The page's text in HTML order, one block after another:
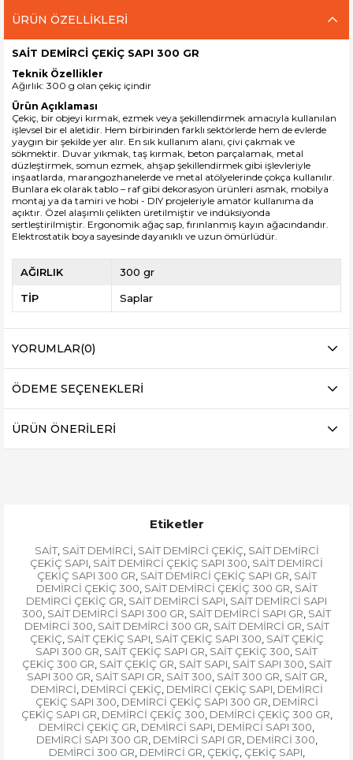
ÜRÜN ÖZELLIKLERI
SAİT DEMİRCİ ÇEKİÇ SAPI 300 GR
Teknik Özellikler
Ağırlık: 300 g olan çekiç içindir
Ürün Açıklaması
Çekiç, bir objeyi kırmak, ezmek veya şekillendirmek amacıyla kullanılan
işlevsel bir el aletidir. Hem birbirinden farklı sektörlerde hem de evlerde
yaygın bir şekilde yer alır. En sık kullanım alanı, çivi çakmak ve
sökmektir. Duvar yıkmak, taş kırmak, beton parçalamak, metal
düzleştirmek, somun ezmek, ahşap şekillendirmek gibi işlevleriyle
inşaatlarda, marangozhanelerde ve metal atölyelerinde çokça kullanılır.
Bunlara ek olarak tablo – raf gibi dekorasyon ürünleri asmak, mobilya
montaj ya da tamiri ve hobi - DIY projeleriyle amatör kullanıma da
açıktır. Özel alaşımlı çelikten üretilmiştir ve indüksiyonda
sertleştirilmiştir. Ergonomik ağaç sap, fırınlanmış kayın ağacındandır.
Elektrostatik boya sayesinde dayanıklı ve uzun ömürlüdür.
AĞIRLIK 300 gr
TİP Saplar
YORUMLAR(0)
ÖDEME SEÇENEKLERI
ÜRÜN ÖNERILERI
Etiketler
SAİT, SAİT DEMİRCİ, SAİT DEMİRCİ ÇEKİÇ, SAİT DEMİRCİ
ÇEKİÇ SAPI, SAİT DEMİRCİ ÇEKİÇ SAPI 300, SAİT DEMİRCİ
ÇEKİÇ SAPI 300 GR, SAİT DEMİRCİ ÇEKİÇ SAPI GR, SAİT
DEMİRCİ ÇEKİÇ 300, SAİT DEMİRCİ ÇEKİÇ 300 GR, SAİT
DEMİRCİ ÇEKİÇ GR, SAİT DEMİRCİ SAPI, SAİT DEMİRCİ SAPI
300, SAİT DEMİRCİ SAPI 300 GR, SAİT DEMİRCİ SAPI GR, SAİT
DEMİRCİ 300, SAİT DEMİRCİ 300 GR, SAİT DEMİRCİ GR, SAİT
ÇEKİÇ, SAİT ÇEKİÇ SAPI, SAİT ÇEKİÇ SAPI 300, SAİT ÇEKİÇ
SAPI 300 GR, SAİT ÇEKİÇ SAPI GR, SAİT ÇEKİÇ 300, SAİT
ÇEKİÇ 300 GR, SAİT ÇEKİÇ GR, SAİT SAPI, SAİT SAPI 300, SAİT
SAPI 300 GR, SAİT SAPI GR, SAİT 300, SAİT 300 GR, SAİT GR,
DEMİRCİ, DEMİRCİ ÇEKİÇ, DEMİRCİ ÇEKİÇ SAPI, DEMİRCİ
ÇEKİÇ SAPI 300, DEMİRCİ ÇEKİÇ SAPI 300 GR, DEMİRCİ
ÇEKİÇ SAPI GR, DEMİRCİ ÇEKİÇ 300, DEMİRCİ ÇEKİÇ 300 GR,
DEMİRCİ ÇEKİÇ GR, DEMİRCİ SAPI, DEMİRCİ SAPI 300,
DEMİRCİ SAPI 300 GR, DEMİRCİ SAPI GR, DEMİRCİ 300,
DEMİRCİ 300 GR, DEMİRCİ GR, ÇEKİÇ, ÇEKİÇ SAPI,